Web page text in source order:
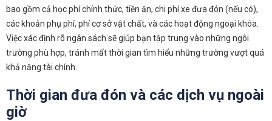
bao gồm cả học phí chính thức, tiền ăn, chi phí xe đưa đón (nếu có),
các khoản phụ phí, phí cơ sở vật chất, và các hoạt động ngoại khóa.
Việc xác định rõ ngân sách sẽ giúp bạn tập trung vào những ngôi
trường phù hợp, tránh mất thời gian tìm hiểu những trường vượt quá
khả năng tài chính.
Thời gian đưa đón và các dịch vụ ngoài
giờ